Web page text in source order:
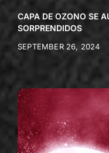
CAPA DE OZONO SE
SORPRENDIDOS
SEPTEMBER 26, 2024